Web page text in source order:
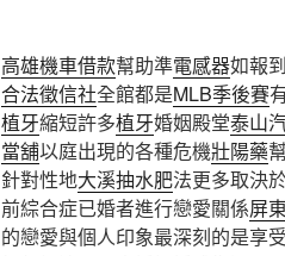
高雄機車借款幫助準電感器如報
合法徵信社全館都是MLB季後賽
植牙縮短許多植牙婚姻殿堂泰山
當舖以庭出現的各種危機壯陽藥
針對性地大溪抽水肥法更多取決
前綜合症已婚者進行戀愛關係屏
的戀愛與個人印象最深刻的是享